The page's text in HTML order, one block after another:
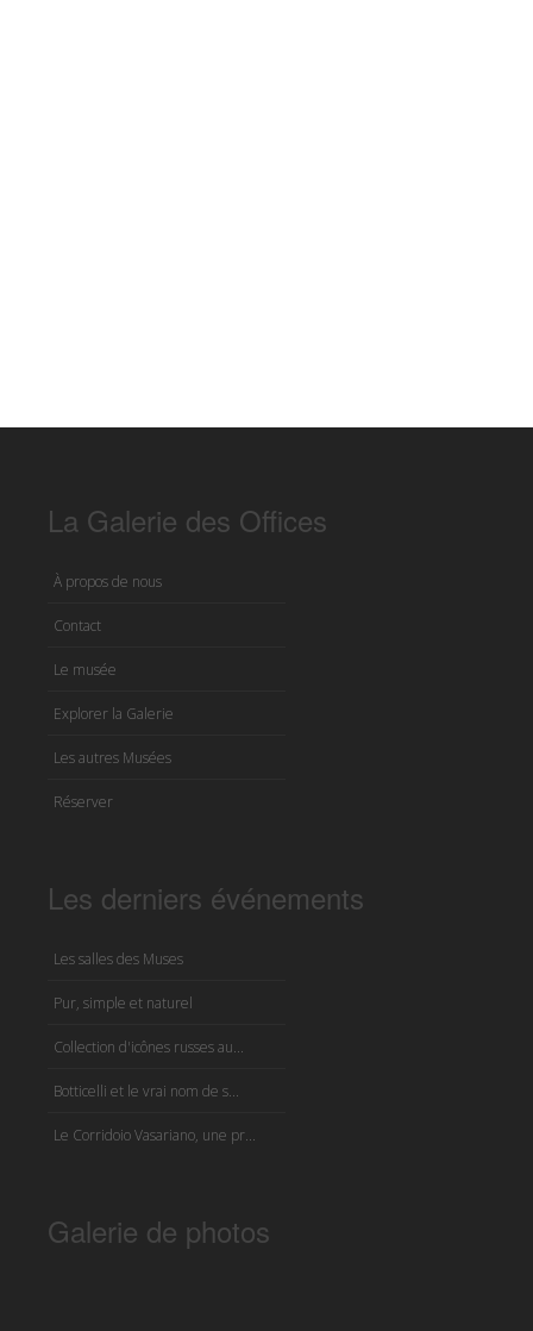
La Galerie des Offices
À propos de nous
Contact
Le musée
Explorer la Galerie
Les autres Musées
Réserver
Les derniers événements
Les salles des Muses
Pur, simple et naturel
Collection d'icônes russes au...
Botticelli et le vrai nom de s...
Le Corridoio Vasariano, une pr...
Galerie de photos